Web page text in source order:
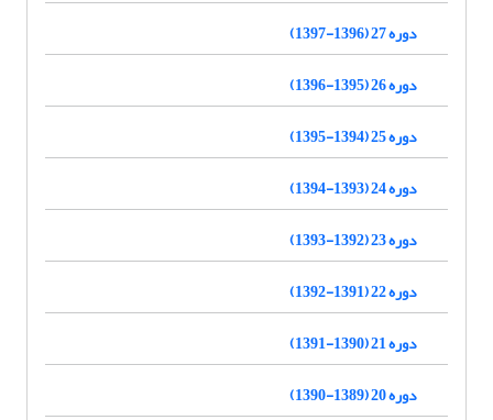
دوره 27 (1396-1397)
دوره 26 (1395-1396)
دوره 25 (1394-1395)
دوره 24 (1393-1394)
دوره 23 (1392-1393)
دوره 22 (1391-1392)
دوره 21 (1390-1391)
دوره 20 (1389-1390)